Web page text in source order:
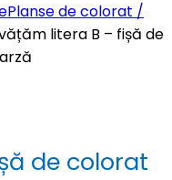
Planse de colorat /
litera B – fișă de
de colorat